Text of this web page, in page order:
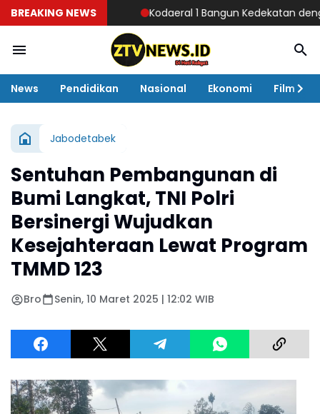
BREAKING NEWS Kodaeral 1 Bangun Kedekatan dengan
News Pendidikan Nasional Ekonomi Film
Jabodetabek
Sentuhan Pembangunan di
Bumi Langkat, TNI Polri
Bersinergi Wujudkan
Kesejahteraan Lewat Program
TMMD 123
Bro Senin, 10 Maret 2025 | 12:02 WIB